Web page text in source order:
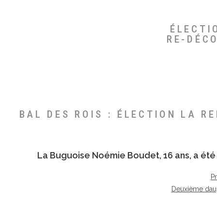
RE-
BAL DES ROIS : ÉLECTION LA
La Buguoise Noémie Boudet, 16 ans, a
Deuxième